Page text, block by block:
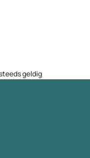
geldig